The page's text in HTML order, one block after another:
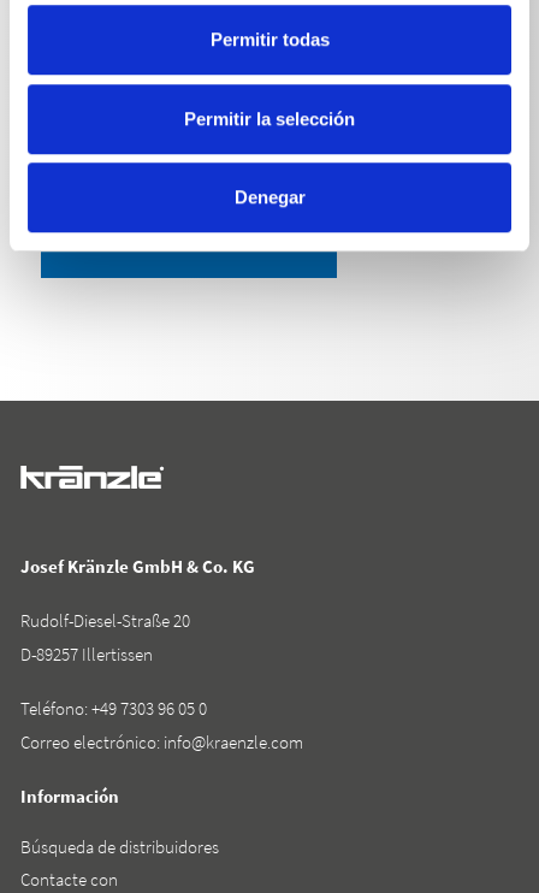
Permitir todas
Permitir la selección
Denegar
Josef Kränzle GmbH & Co. KG
Rudolf-Diesel-Straße 20
D-89257 Illertissen
Teléfono:+49 7303 96 05 0
Correo electrónico: info@kraenzle.com
Información
Búsqueda de distribuidores
Contacte con